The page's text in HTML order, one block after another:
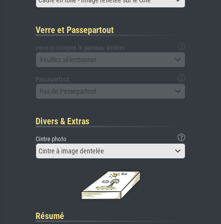
Verre et Passepartout
verre (y compris le panneau arrière)
Veuillez sélectionner
Passepartout
Pas de Passepartout
Divers & Extras
Cintre photo
Cintre à image dentelée
Résumé